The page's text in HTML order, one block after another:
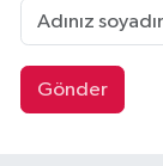
Gönder